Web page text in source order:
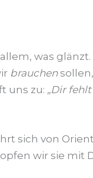
was
brauchen
uns zu: „Dir
sich von
wir sie mit